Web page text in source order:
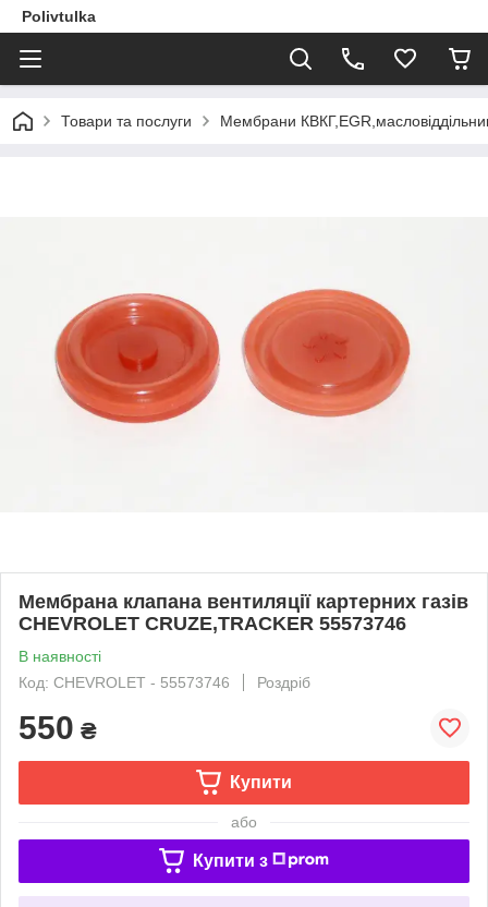
Polivtulka
Товари та послуги Мембрани
Мембрана клапана вентиляції картерних газів
CHEVROLET CRUZE,TRACKER 55573746
В наявності
Код: CHEVROLET - 55573746
Роздріб
550 ₴
Купити
або
Купити з